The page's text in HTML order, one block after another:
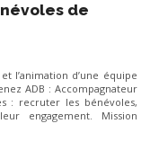
de
l’animation d’une équipe
ADB : Accompagnateur
: recruter les bénévoles,
engagement. Mission